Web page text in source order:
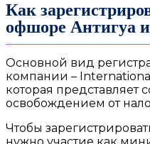
Как
офшоре Антигуа
Основной вид
компании –
которая представляет
освобождением от
Чтобы